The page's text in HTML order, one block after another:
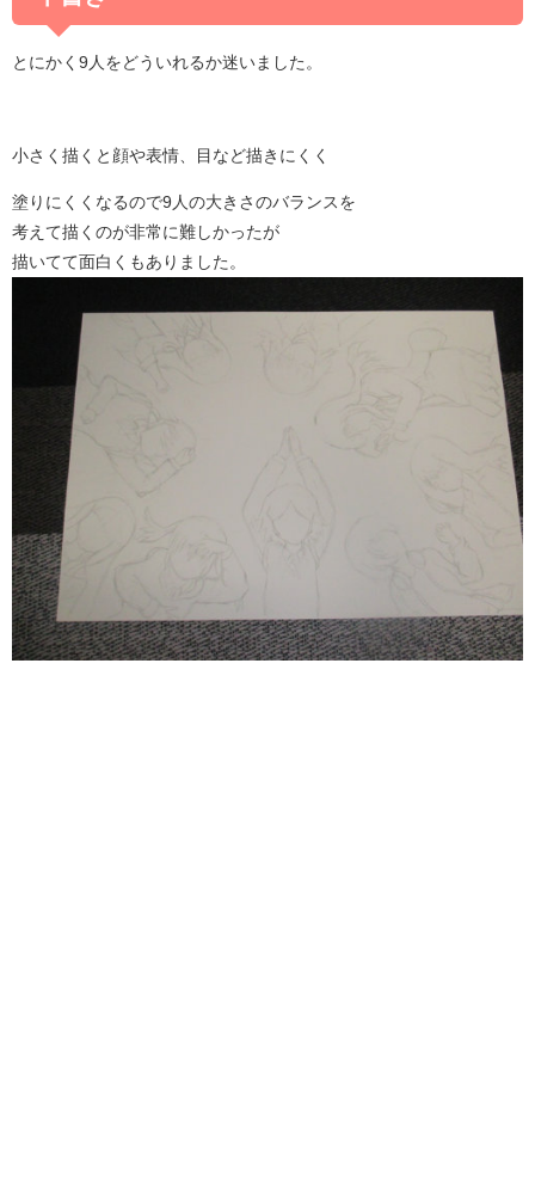
とにかく9人をどういれるか迷いました。
小さく描くと顔や表情、目など描きにくく
塗りにくくなるので9人の大きさのバランスを
考えて描くのが非常に難しかったが
描いてて面白くもありました。